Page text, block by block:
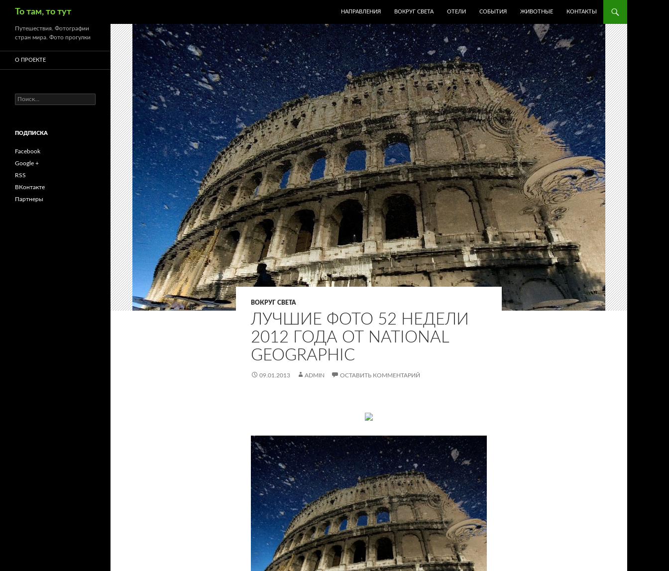
То там, то тут
НАПРАВЛЕНИЯ
ВОКРУГ СВЕТА ОТЕЛИ СОБЫТИЯ ЖИВОТНЫЕ КОНТАКТЫ
ВОКРУГ СВЕТА
ЛУЧШИЕ ФОТО 52 НЕДЕЛИ
2012 ГОДА ОТ NATIONAL
GEOGRAPHIC
09.01.2013 ADMIN ОСТАВИТЬ КОММЕНТАРИЙ
Путешествия. Фотографии
стран мира. Фото прогулки
О ПРОЕКТЕ
Найти:
ПОДПИСКА
Facebook
Google +
RSS
ВКонтакте
Партнеры